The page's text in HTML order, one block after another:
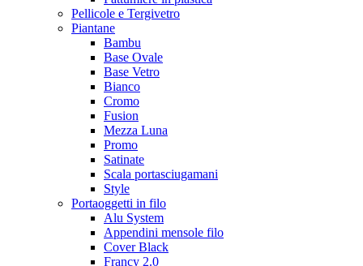
Pellicole e Tergivetro
Piantane
Bambu
Base Ovale
Base Vetro
Bianco
Cromo
Fusion
Mezza Luna
Promo
Satinate
Scala portasciugamani
Style
Portaoggetti in filo
Alu System
Appendini mensole filo
Cover Black
Francy 2.0